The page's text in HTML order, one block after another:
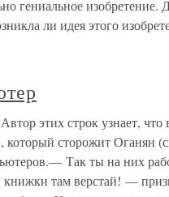
гениальное
ли идея этого
этих строк узнает, что
который сторожит Оганян
Так ты на них
там верстай! —